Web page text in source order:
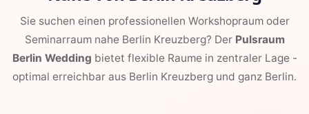
Sie suchen einen professionellen Workshopraum oder
Seminarraum nahe Berlin Kreuzberg? Der Pulsraum
Berlin Wedding bietet flexible Raume in zentraler Lage -
optimal erreichbar aus Berlin Kreuzberg und ganz Berlin.